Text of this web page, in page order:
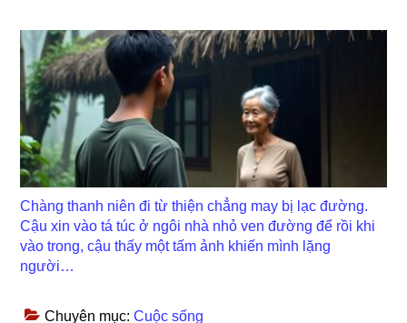
Chàng thanh niên đi từ thiện chẳng may bị lạc đường.
Cậu xin vào tá túc ở ngôi nhà nhỏ ven đường để rồi khi
vào trong, cậu thấy một tấm ảnh khiến mình lặng
người…
Chuyên mục:Cuộc sống